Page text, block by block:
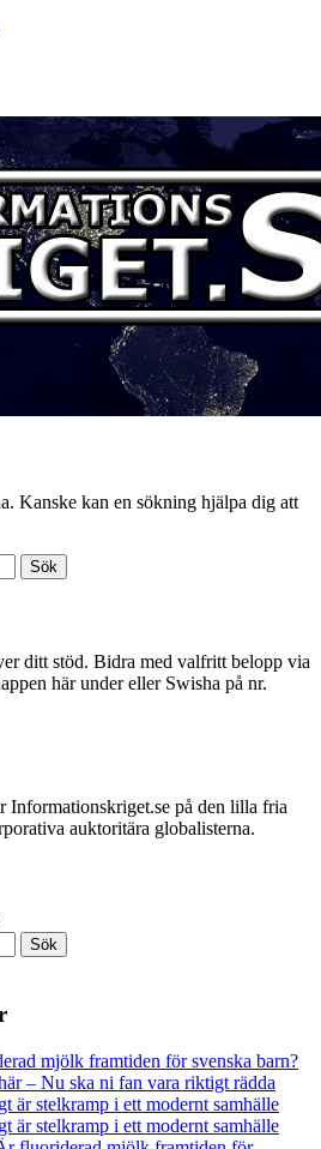
Kanske kan en sökning hjälpa dig att
ditt stöd. Bidra med valfritt belopp via
här under eller Swisha på nr.
Informationskriget.se på den lilla fria
auktoritära globalisterna.
mjölk framtiden för svenska barn?
– Nu ska ni fan vara riktigt rädda
är stelkramp i ett modernt samhälle
är stelkramp i ett modernt samhälle